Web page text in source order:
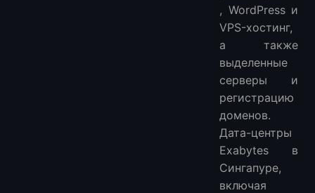
, WordPress и
VPS-хостинг,
а также
выделенные
серверы и
регистрацию
доменов.
Дата-центры
Exabytes в
Сингапуре,
включая